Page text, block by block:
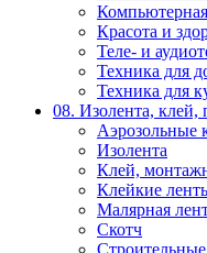
Красота и
Теле- и
Техника для
Техника для
08. Изолента, клей,
Аэрозольные
Изолента
Клей,
Клейкие
Малярная
Скотч